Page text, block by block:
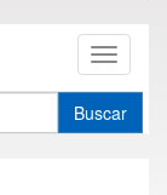
Toggle
Buscar